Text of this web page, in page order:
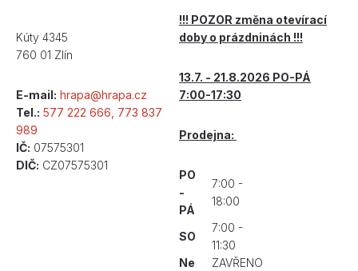
Kúty 4345
760 01 Zlín
E-mail: hrapa@hrapa.cz
Tel.: 577 222 666, 773 837
989
IČ: 07575301
DIČ: CZ07575301
!!! POZOR změna otevírací
doby o prázdninách !!!
13.7. - 21.8.2026 PO-PÁ
7:00-17:30
Prodejna:
PO
-
PÁ
7:00 -
18:00
SO
7:00 -
11:30
Ne
ZAVŘENO